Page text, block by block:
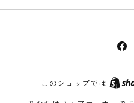
このショップでは